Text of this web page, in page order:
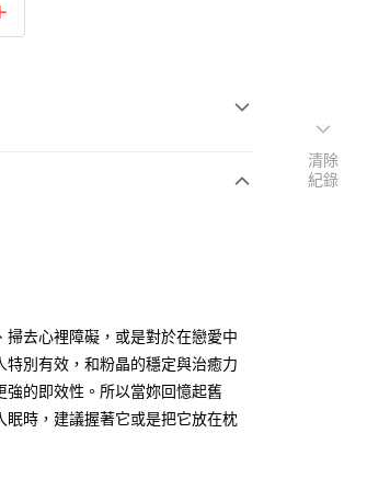
掃去心裡障礙，或是對於在戀愛中
特別有效，和粉晶的穩定與治癒力
強的即效性。所以當妳回憶起舊
眠時，建議握著它或是把它放在枕
清除
紀錄